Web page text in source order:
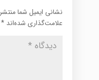
نشانی ایمیل شما
علامت‌گذاری شده‌اند *